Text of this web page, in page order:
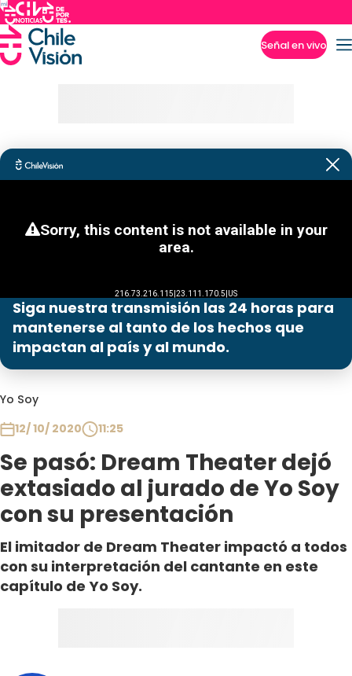
Señal en vivo
Siga nuestra transmisión las 24 horas para
mantenerse al tanto de los hechos que
impactan al país y al mundo.
Yo Soy
12/ 10/ 2020
11:25
Se pasó: Dream Theater dejó
extasiado al jurado de Yo Soy
con su presentación
El imitador de Dream Theater impactó a todos
con su interpretación del cantante en este
capítulo de Yo Soy.
Programas
Club De La Comedia
Contigo en Directo
Plan Perfecto
El Tiempo
Sabingo
Todos Los Programas